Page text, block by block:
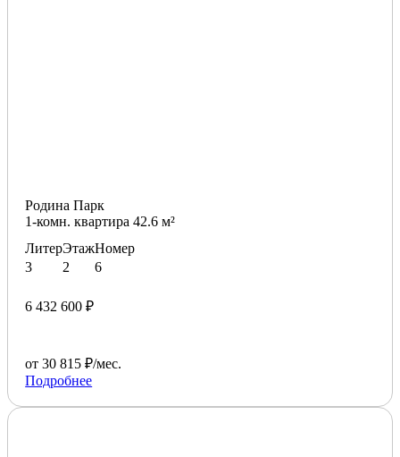
Родина Парк
1-комн. квартира 42.6 м²
Литер
3
Этаж
2
Номер
6
6 432 600 ₽
от 30 815 ₽/мес.
Подробнее